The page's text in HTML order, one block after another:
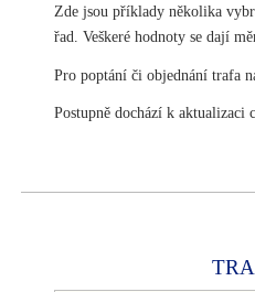
Zde jsou příklady několika
řad. Veškeré hodnoty se dají
Pro poptání či objednání trafa
Postupně dochází k aktualizaci